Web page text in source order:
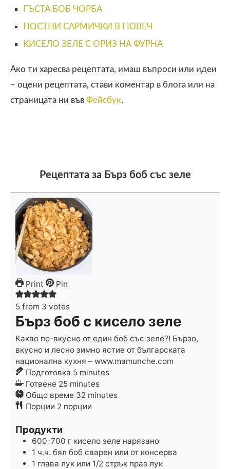
ГЪСТА БОБ ЧОРБА
ПОСТНИ САРМИЧКИ В ГЮВЕЧ
KИСЕЛО ЗЕЛЕ С ОРИЗ НА ФУРНА
Ако ти харесва рецептата, имаш въпроси или идеи
– оцени рецептата, стави коментар в блога или на
страницата ни във Фейсбук.
Рецептата за Бърз боб със зеле
Print Pin
5 from 3 votes
Бърз боб с кисело зеле
Какво по-вкусно от един боб със зеле?! Бързо,
вкусно и лесно зимно ястие от българската
национална кухня – www.mamunche.com
Подготовка 5minutes
minutes
Готвене 25minutes
minutes
Общо време 32 minutes
minutes
Порции 2 порции
Продукти
600-700 г кисело зеле нарязано
1 ч.ч. бял боб сварен или от консерва
1 глава лук или 1/2 стрък праз лук